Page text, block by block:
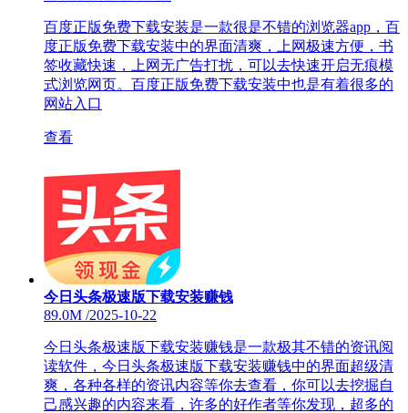
百度正版免费下载安装是一款很是不错的浏览器app，百
度正版免费下载安装中的界面清爽，上网极速方便，书
签收藏快速，上网无广告打扰，可以去快速开启无痕模
式浏览网页。百度正版免费下载安装中也是有着很多的
网站入口
查看
今日头条极速版下载安装赚钱
89.0M /2025-10-22
今日头条极速版下载安装赚钱是一款极其不错的资讯阅
读软件，今日头条极速版下载安装赚钱中的界面超级清
爽，各种各样的资讯内容等你去查看，你可以去挖掘自
己感兴趣的内容来看，许多的好作者等你发现，超多的